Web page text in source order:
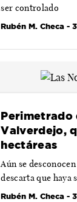
ser controlado
Rubén M. Checa -
Perimetrado
Valverdejo,
hectáreas
Aún se
descarta que haya
Rubén M. Checa -